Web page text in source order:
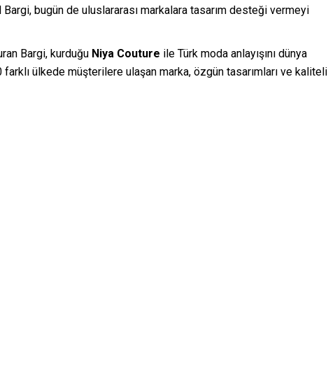
bugün de uluslararası markalara tasarım desteği vermeyi
Bargi, kurduğu Niya Couture ile Türk moda anlayışını dünya
farklı ülkede müşterilere ulaşan marka, özgün tasarımları ve kaliteli